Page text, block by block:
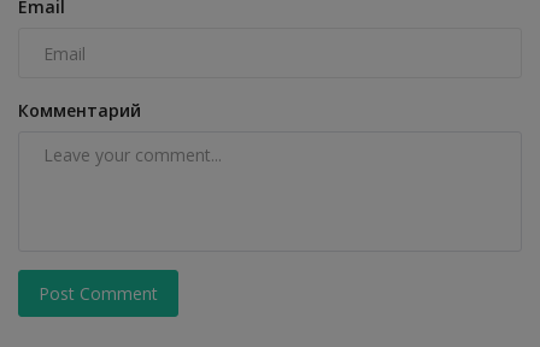
Email
Комментарий
Post Comment